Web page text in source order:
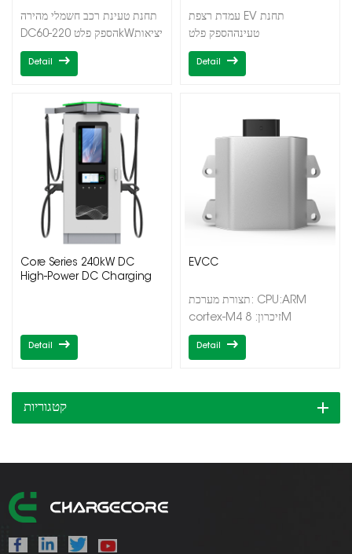
תחנת טעינת רכב חשמלי מהירה
DCהספק פלט 60-220kWיציאות
כפולות/משולשותCCS1/CCS2/CHAdeMO
Detail
עמדת רצפת EV תחנת
טעינההספק פלט
2*7/22/43kWיציאות
Detail
Core Series 240kW DC
High-Power DC Charging
Detail
EVCC
תצורת מערכת: CPU:ARM
cortex-M4 זיכרון: 8M
SDRAM, 32M nand Flash
HomePlugGreenPHY1.1（
Detail
קטגוריות